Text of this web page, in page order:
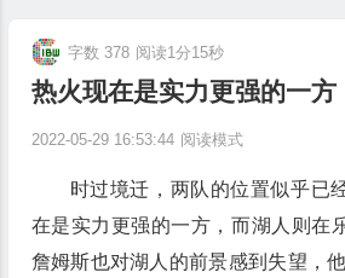
热火现在是实力更强的一方
2022-05-29 16:53:44
字数 378 阅读1分15秒
阅读模式
时过境迁，两队的位置似乎已
在是实力更强的一方，而湖人则在
詹姆斯也对湖人的前景感到失望，